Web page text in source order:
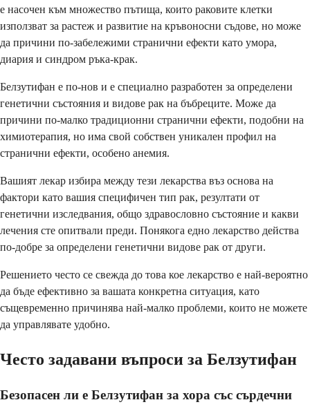
е насочен към множество пътища, които раковите клетки
използват за растеж и развитие на кръвоносни съдове, но може
да причини по-забележими странични ефекти като умора,
диария и синдром ръка-крак.
Белзутифан е по-нов и е специално разработен за определени
генетични състояния и видове рак на бъбреците. Може да
причини по-малко традиционни странични ефекти, подобни на
химиотерапия, но има свой собствен уникален профил на
странични ефекти, особено анемия.
Вашият лекар избира между тези лекарства въз основа на
фактори като вашия специфичен тип рак, резултати от
генетични изследвания, общо здравословно състояние и какви
лечения сте опитвали преди. Понякога едно лекарство действа
по-добре за определени генетични видове рак от други.
Решението често се свежда до това кое лекарство е най-вероятно
да бъде ефективно за вашата конкретна ситуация, като
същевременно причинява най-малко проблеми, които не можете
да управлявате удобно.
Често задавани въпроси за Белзутифан
Безопасен ли е Белзутифан за хора със сърдечни